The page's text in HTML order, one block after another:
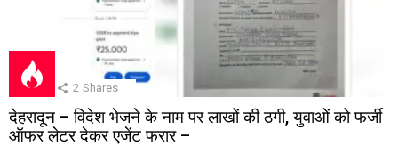
2 Shares
देहरादून – विदेश भेजने के नाम पर लाखों की ठगी, युवाओं को फर्जी
ऑफर लेटर देकर एजेंट फरार –